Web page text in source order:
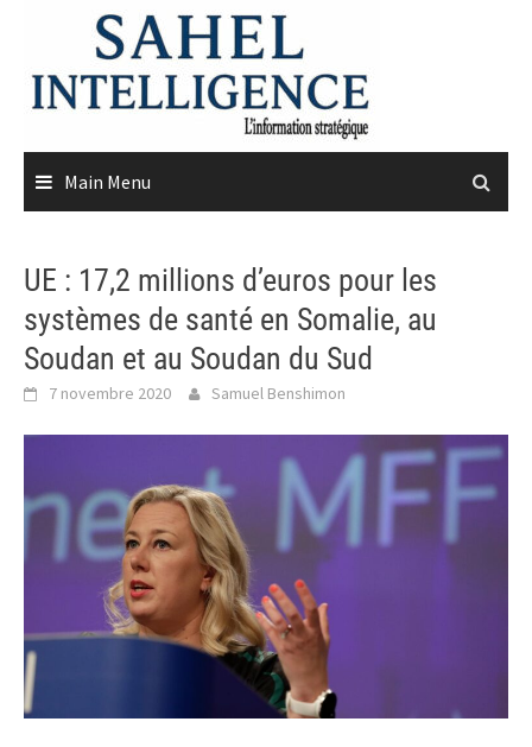
content
Main Menu
UE : 17,2 millions d’euros pour les
systèmes de santé en Somalie, au
Soudan et au Soudan du Sud
7 novembre 2020 Samuel Benshimon